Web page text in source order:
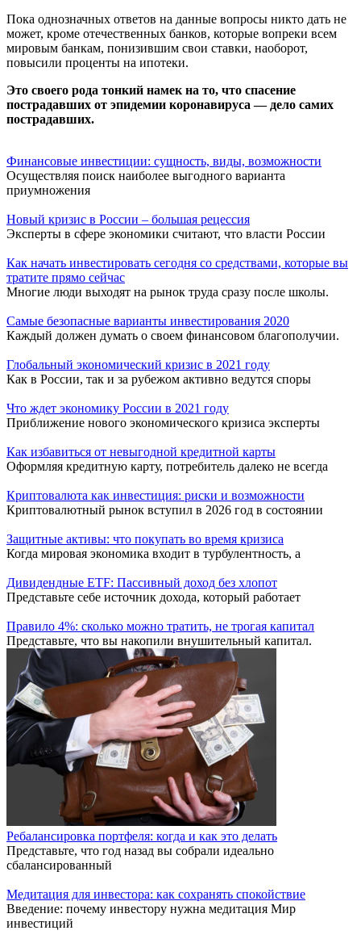
Пока однозначных ответов на данные вопросы никто дать не
может, кроме отечественных банков, которые вопреки всем
мировым банкам, понизившим свои ставки, наоборот,
повысили проценты на ипотеки.
Это своего рода тонкий намек на то, что спасение
пострадавших от эпидемии коронавируса — дело самих
пострадавших.
Финансовые инвестиции: сущность, виды, возможности
Осуществляя поиск наиболее выгодного варианта
приумножения
Новый кризис в России – большая рецессия
Эксперты в сфере экономики считают, что власти России
Как начать инвестировать сегодня со средствами, которые вы
тратите прямо сейчас
Многие люди выходят на рынок труда сразу после школы.
Самые безопасные варианты инвестирования 2020
Каждый должен думать о своем финансовом благополучии.
Глобальный экономический кризис в 2021 году
Как в России, так и за рубежом активно ведутся споры
Что ждет экономику России в 2021 году
Приближение нового экономического кризиса эксперты
Как избавиться от невыгодной кредитной карты
Оформляя кредитную карту, потребитель далеко не всегда
Криптовалюта как инвестиция: риски и возможности
Криптовалютный рынок вступил в 2026 год в состоянии
Защитные активы: что покупать во время кризиса
Когда мировая экономика входит в турбулентность, а
Дивидендные ETF: Пассивный доход без хлопот
Представьте себе источник дохода, который работает
Правило 4%: сколько можно тратить, не трогая капитал
Представьте, что вы накопили внушительный капитал.
Ребалансировка портфеля: когда и как это делать
Представьте, что год назад вы собрали идеально
сбалансированный
Медитация для инвестора: как сохранять спокойствие
Введение: почему инвестору нужна медитация Мир
инвестиций